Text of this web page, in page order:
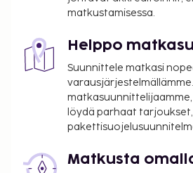
matkustamisessa.
Helppo
Suunnittele matkasi
löydä parhaat tarjoukset,
Matkusta